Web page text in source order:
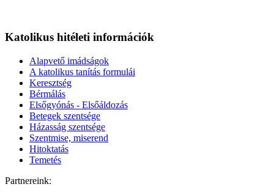
Katolikus hitéleti információk
Alapvető imádságok
A katolikus tanítás formulái
Keresztség
Bérmálás
Elsőgyónás - Elsőáldozás
Betegek szentsége
Házasság szentsége
Szentmise, miserend
Hitoktatás
Temetés
Partnereink: